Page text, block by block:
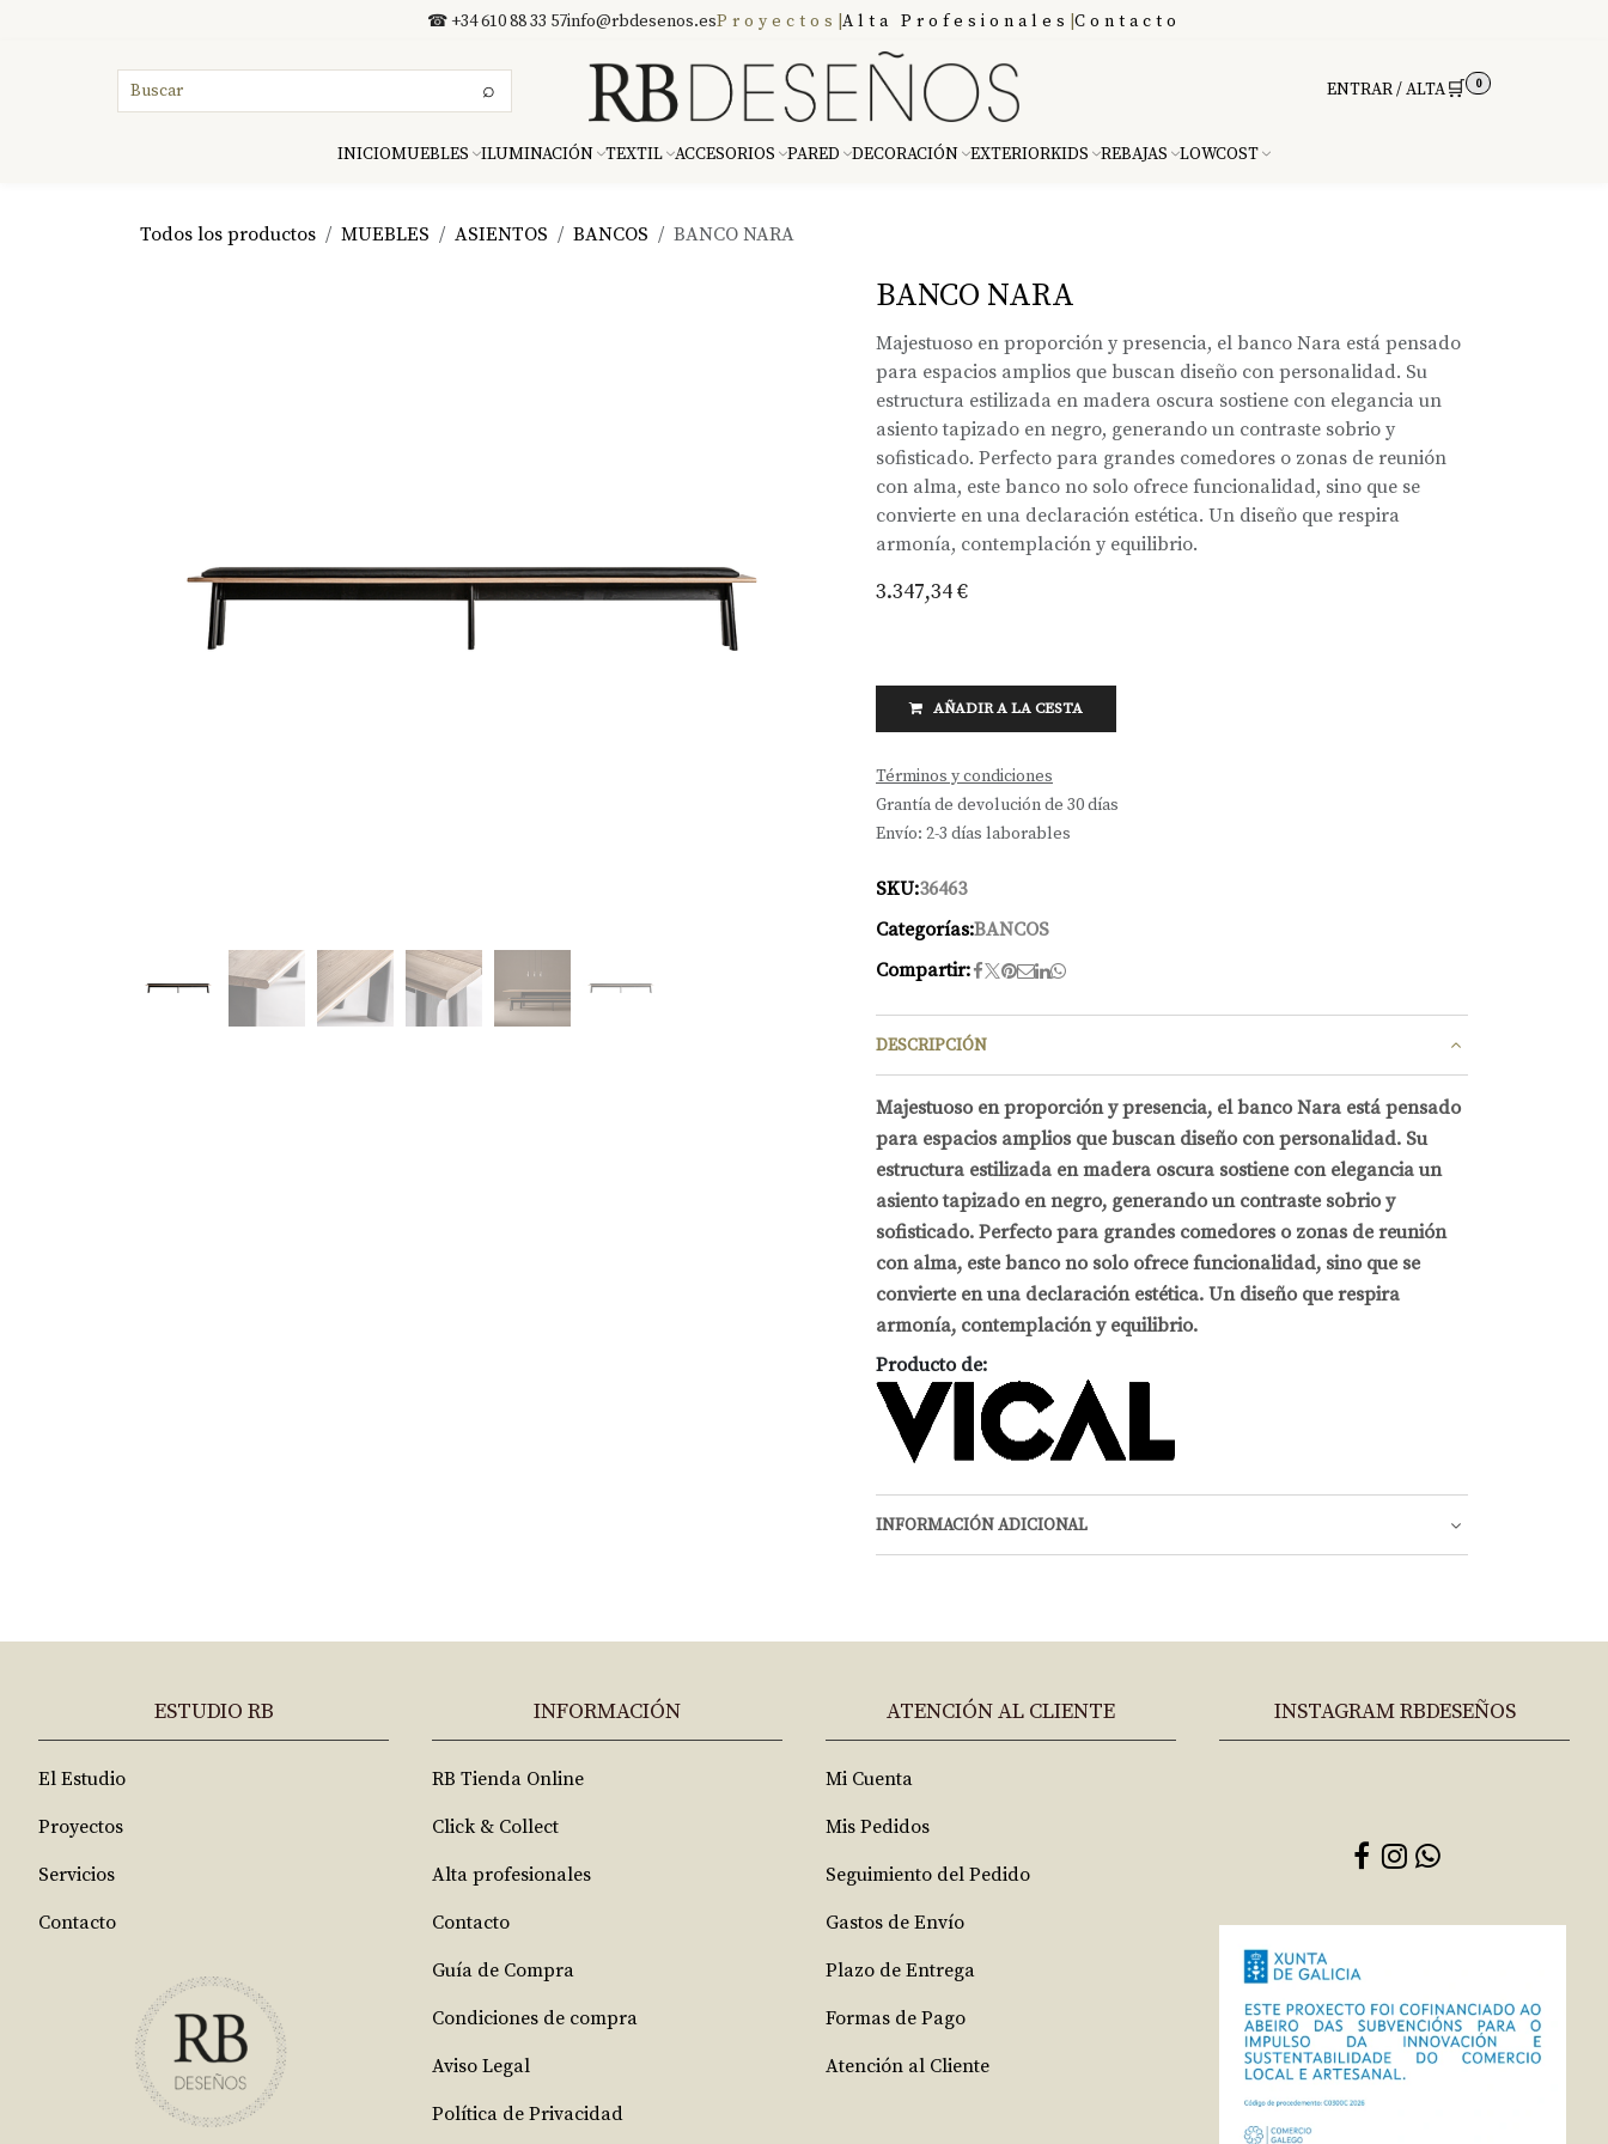
☎ +34 610 88 33 57info@rbdesenos.esProyectos Alta Profesionales Contacto
⌕ ENTRAR / ALTA🛒 0
INICIOMUEBLES ILUMINACIÓN TEXTIL ACCESORIOS PARED DECORACIÓN EXTERIORKIDS REBAJAS LOWCOST
Todos los productos MUEBLES ASIENTOS BANCOS BANCO NARA
BANCO NARA
Majestuoso en proporción y presencia, el banco Nara está pensado
para espacios amplios que buscan diseño con personalidad. Su
estructura estilizada en madera oscura sostiene con elegancia un
asiento tapizado en negro, generando un contraste sobrio y
sofisticado. Perfecto para grandes comedores o zonas de reunión
con alma, este banco no solo ofrece funcionalidad, sino que se
convierte en una declaración estética. Un diseño que respira
armonía, contemplación y equilibrio.
3.347,34€
AÑADIR A LA CESTA
Términos y condiciones
Grantía de devolución de 30 días
Envío: 2-3 días laborables
SKU:36463
Categorías:BANCOS
Compartir:
DESCRIPCIÓN
Majestuoso en proporción y presencia, el banco Nara está pensado
para espacios amplios que buscan diseño con personalidad. Su
estructura estilizada en madera oscura sostiene con elegancia un
asiento tapizado en negro, generando un contraste sobrio y
sofisticado. Perfecto para grandes comedores o zonas de reunión
con alma, este banco no solo ofrece funcionalidad, sino que se
convierte en una declaración estética. Un diseño que respira
armonía, contemplación y equilibrio.
Producto de:
INFORMACIÓN ADICIONAL
ESTUDIO RB
El Estudio
Proyectos
Servicios
Contacto
INFORMACIÓN
RB Tienda Online
Click & Collect
Alta profesionales
Contacto
Guía de Compra
Condiciones de compra
Aviso Legal
Política de Privacidad
ATENCIÓN AL CLIENTE
Mi Cuenta
Mis Pedidos
Seguimiento del Pedido
Gastos de Envío
Plazo de Entrega
Formas de Pago
Atención al Cliente
INSTAGRAM RBDESEÑOS